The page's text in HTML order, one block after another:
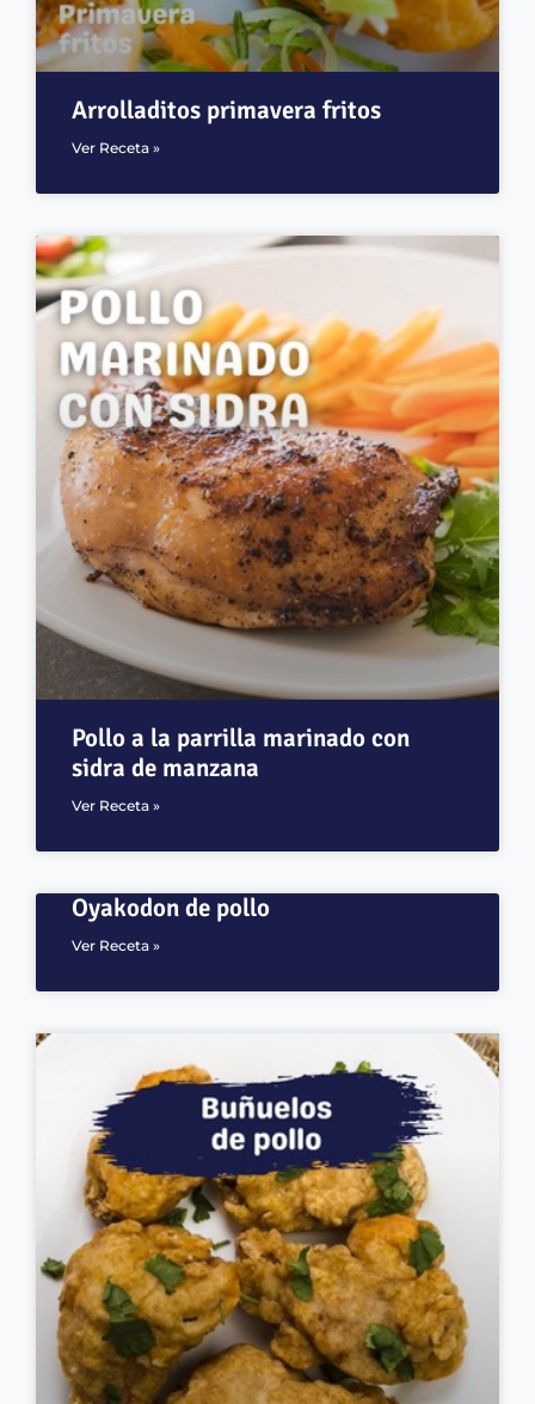
Arrolladitos primavera fritos
Ver Receta »
​​Pollo a la parrilla marinado con
sidra de manzana
Ver Receta »
Oyakodon de pollo
Ver Receta »